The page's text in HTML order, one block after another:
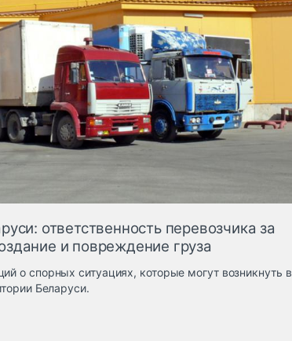
ответственность перевозчика за
и повреждение груза
о спорных ситуациях, которые могут возникнуть в
Беларуси.